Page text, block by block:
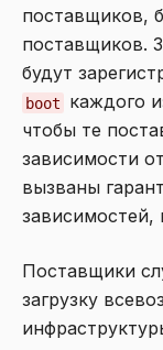
поставщиков,
поставщиков.
будут
boot
каждого
чтобы те
зависимости
вызваны
Поставщики
загрузку